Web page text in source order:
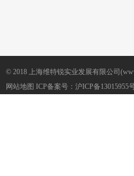
© 2018 上海维特锐实业发展有限公司
网站地图 ICP备案号： 沪ICP备13015955